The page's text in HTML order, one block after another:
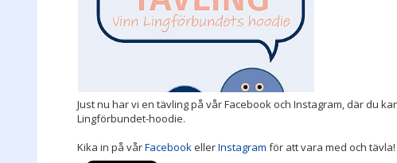
Just nu har vi en tävling på vår Facebook och Instagram, där du
Lingförbundet-hoodie.
Kika in på vårFacebookellerInstagram för att vara med och tävla!